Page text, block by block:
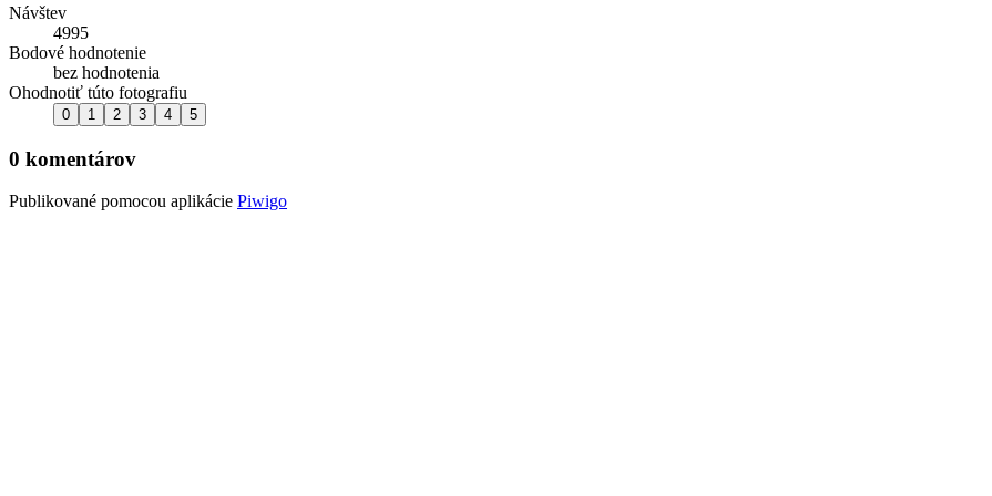
Návštev
4995
Bodové hodnotenie
bez hodnotenia
Ohodnotiť túto fotografiu
0 komentárov
Publikované pomocou aplikácie Piwigo